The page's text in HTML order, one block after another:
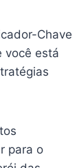
Chave
você está
para o